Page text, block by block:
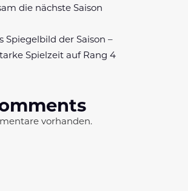
die nächste Saison
Spiegelbild der Saison –
Spielzeit auf Rang 4
vorhanden.